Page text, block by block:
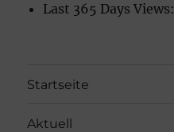
Last 365 Days Views:
Startseite
Aktuell